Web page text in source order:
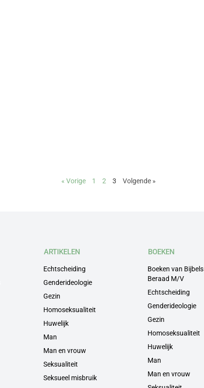
« Vorige 1 2 3 Volgende »
ARTIKELEN
Echtscheiding
Genderideologie
Gezin
Homoseksualiteit
Huwelijk
Man
Man en vrouw
Seksualiteit
Seksueel misbruik
BOEKEN
Boeken van Bijbels
Beraad M/V
Echtscheiding
Genderideologie
Gezin
Homoseksualiteit
Huwelijk
Man
Man en vrouw